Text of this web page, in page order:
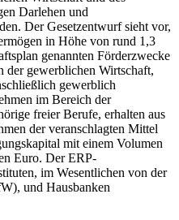
Darlehen und
Der Gesetzentwurf sieht vor,
in Höhe von rund 1,3
genannten Förderzwecke
der gewerblichen Wirtschaft,
gewerblich
im Bereich der
freier Berufe, erhalten aus
der veranschlagten Mittel
mit einem Volumen
Euro. Der ERP-
im Wesentlichen von der
und Hausbanken